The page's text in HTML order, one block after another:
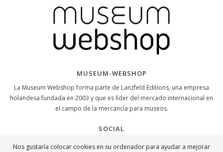
MUSEUM-WEBSHOP
La Museum Webshop forma parte de Lanzfeld Editions, una empresa
holandesa fundada en 2003 y que es líder del mercado internacional en
el campo de la mercancía para museos.
SOCIAL
Nos gustaría colocar cookies en su ordenador para ayudar a mejorar